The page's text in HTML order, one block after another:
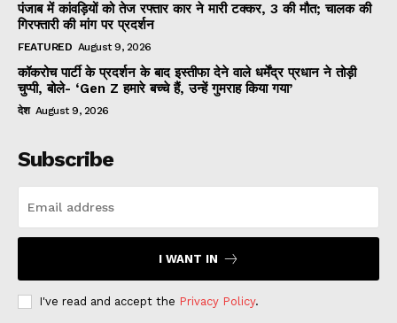
पंजाब में कांवड़ियों को तेज रफ्तार कार ने मारी टक्कर, 3 की मौत; चालक की
गिरफ्तारी की मांग पर प्रदर्शन
FEATURED August 9, 2026
कॉकरोच पार्टी के प्रदर्शन के बाद इस्तीफा देने वाले धर्मेंद्र प्रधान ने तोड़ी
चुप्पी, बोले- ‘Gen Z हमारे बच्चे हैं, उन्हें गुमराह किया गया’
देश August 9, 2026
Subscribe
I WANT IN
I've read and accept the Privacy Policy.